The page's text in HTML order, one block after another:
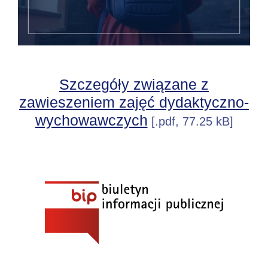
Szczegóły związane z
zawieszeniem zajęć dydaktyczno-
wychowawczych [.pdf, 77.25 kB]